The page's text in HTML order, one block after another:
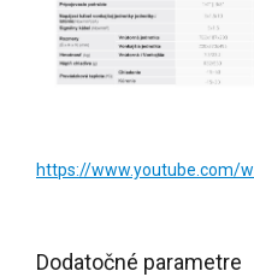
https://www.youtube.com/
Dodatočné parametre